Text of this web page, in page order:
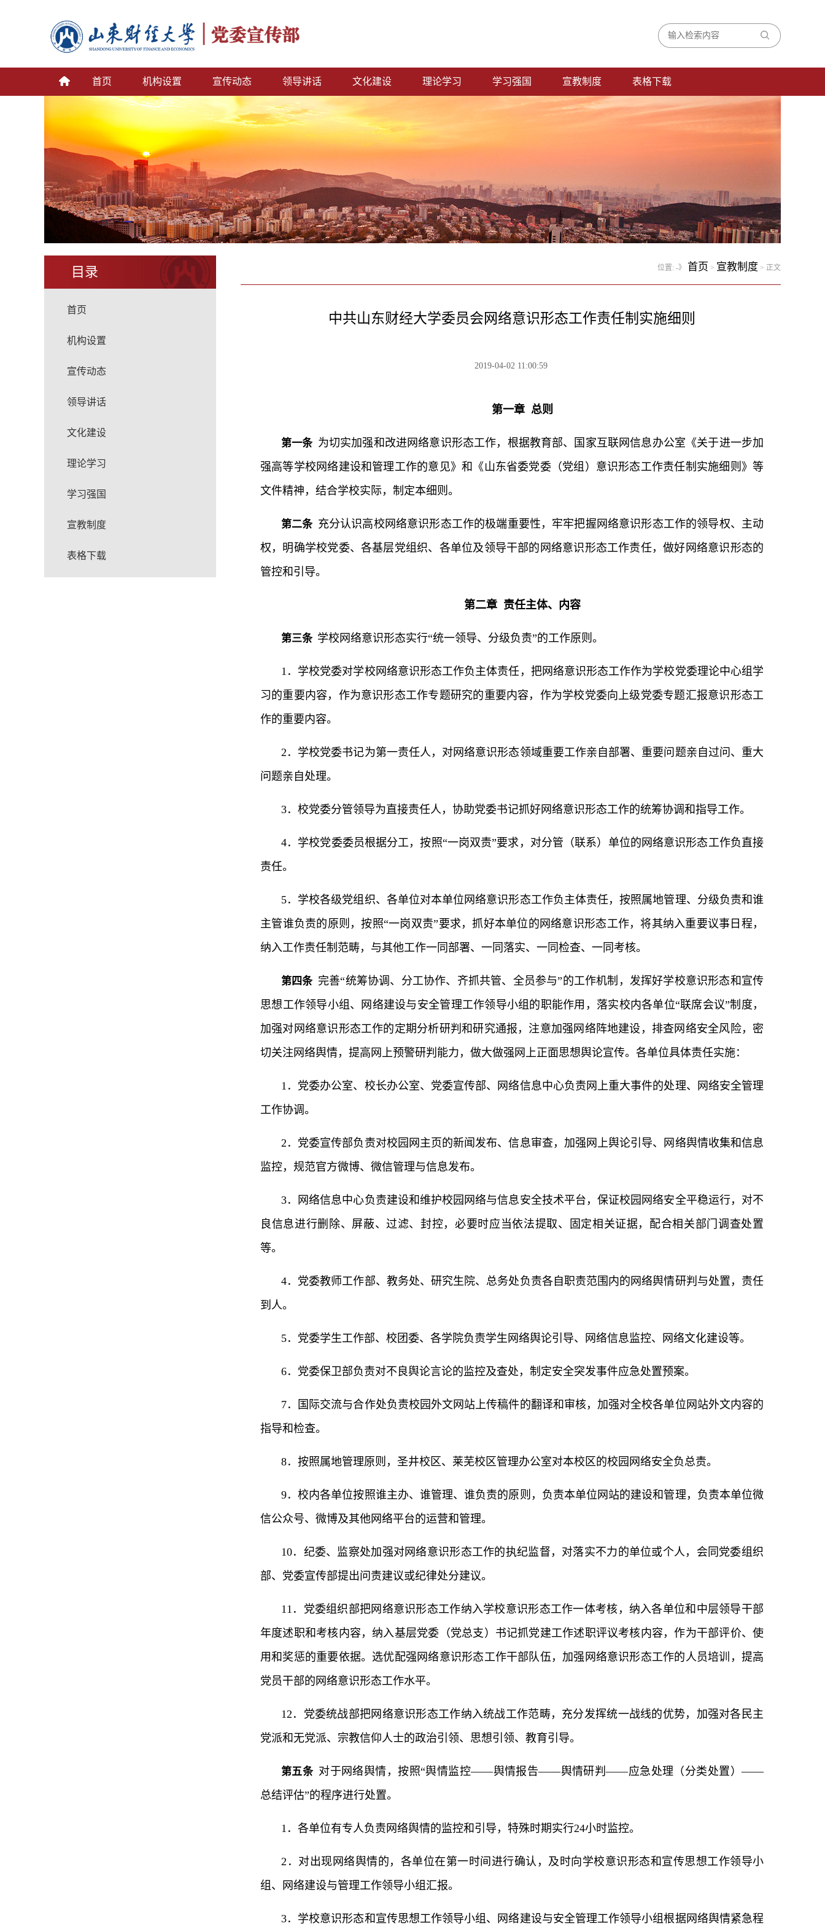
首页 机构设置 宣传动态 领导讲话 文化建设 理论学习 学习强国 宣教制度 表格下载
目录
首页
机构设置
宣传动态
领导讲话
文化建设
理论学习
学习强国
宣教制度
表格下载
位置: -》 首页 > 宣教制度 > 正文
中共山东财经大学委员会网络意识形态工作责任制实施细则
2019-04-02 11:00:59
第一章 总则
第一条 为切实加强和改进网络意识形态工作，根据教育部、国家互联网信息办公室《关于进一步加
强高等学校网络建设和管理工作的意见》和《山东省委党委（党组）意识形态工作责任制实施细则》等
文件精神，结合学校实际，制定本细则。
第二条 充分认识高校网络意识形态工作的极端重要性，牢牢把握网络意识形态工作的领导权、主动
权，明确学校党委、各基层党组织、各单位及领导干部的网络意识形态工作责任，做好网络意识形态的
管控和引导。
第二章 责任主体、内容
第三条 学校网络意识形态实行“统一领导、分级负责”的工作原则。
1．学校党委对学校网络意识形态工作负主体责任，把网络意识形态工作作为学校党委理论中心组学
习的重要内容，作为意识形态工作专题研究的重要内容，作为学校党委向上级党委专题汇报意识形态工
作的重要内容。
2．学校党委书记为第一责任人，对网络意识形态领域重要工作亲自部署、重要问题亲自过问、重大
问题亲自处理。
3．校党委分管领导为直接责任人，协助党委书记抓好网络意识形态工作的统筹协调和指导工作。
4．学校党委委员根据分工，按照“一岗双责”要求，对分管（联系）单位的网络意识形态工作负直接
责任。
5．学校各级党组织、各单位对本单位网络意识形态工作负主体责任，按照属地管理、分级负责和谁
主管谁负责的原则，按照“一岗双责”要求，抓好本单位的网络意识形态工作，将其纳入重要议事日程，
纳入工作责任制范畴，与其他工作一同部署、一同落实、一同检查、一同考核。
第四条 完善“统筹协调、分工协作、齐抓共管、全员参与”的工作机制，发挥好学校意识形态和宣传
思想工作领导小组、网络建设与安全管理工作领导小组的职能作用，落实校内各单位“联席会议”制度，
加强对网络意识形态工作的定期分析研判和研究通报，注意加强网络阵地建设，排查网络安全风险，密
切关注网络舆情，提高网上预警研判能力，做大做强网上正面思想舆论宣传。各单位具体责任实施：
1．党委办公室、校长办公室、党委宣传部、网络信息中心负责网上重大事件的处理、网络安全管理
工作协调。
2．党委宣传部负责对校园网主页的新闻发布、信息审查，加强网上舆论引导、网络舆情收集和信息
监控，规范官方微博、微信管理与信息发布。
3．网络信息中心负责建设和维护校园网络与信息安全技术平台，保证校园网络安全平稳运行，对不
良信息进行删除、屏蔽、过滤、封控，必要时应当依法提取、固定相关证据，配合相关部门调查处置
等。
4．党委教师工作部、教务处、研究生院、总务处负责各自职责范围内的网络舆情研判与处置，责任
到人。
5．党委学生工作部、校团委、各学院负责学生网络舆论引导、网络信息监控、网络文化建设等。
6．党委保卫部负责对不良舆论言论的监控及查处，制定安全突发事件应急处置预案。
7．国际交流与合作处负责校园外文网站上传稿件的翻译和审核，加强对全校各单位网站外文内容的
指导和检查。
8．按照属地管理原则，圣井校区、莱芜校区管理办公室对本校区的校园网络安全负总责。
9．校内各单位按照谁主办、谁管理、谁负责的原则，负责本单位网站的建设和管理，负责本单位微
信公众号、微博及其他网络平台的运营和管理。
10．纪委、监察处加强对网络意识形态工作的执纪监督，对落实不力的单位或个人，会同党委组织
部、党委宣传部提出问责建议或纪律处分建议。
11．党委组织部把网络意识形态工作纳入学校意识形态工作一体考核，纳入各单位和中层领导干部
年度述职和考核内容，纳入基层党委（党总支）书记抓党建工作述职评议考核内容，作为干部评价、使
用和奖惩的重要依据。选优配强网络意识形态工作干部队伍，加强网络意识形态工作的人员培训，提高
党员干部的网络意识形态工作水平。
12．党委统战部把网络意识形态工作纳入统战工作范畴，充分发挥统一战线的优势，加强对各民主
党派和无党派、宗教信仰人士的政治引领、思想引领、教育引导。
第五条 对于网络舆情，按照“舆情监控——舆情报告——舆情研判——应急处理（分类处置）——
总结评估”的程序进行处置。
1．各单位有专人负责网络舆情的监控和引导，特殊时期实行24小时监控。
2．对出现网络舆情的，各单位在第一时间进行确认，及时向学校意识形态和宣传思想工作领导小
组、网络建设与管理工作领导小组汇报。
3．学校意识形态和宣传思想工作领导小组、网络建设与安全管理工作领导小组根据网络舆情紧急程